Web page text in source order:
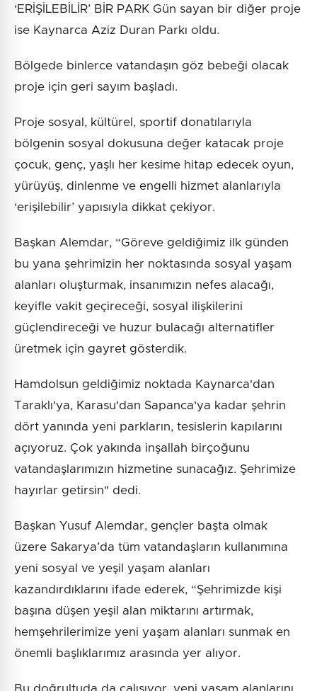
‘ERİŞİLEBİLİR’ BİR PARK Gün sayan bir diğer proje
ise Kaynarca Aziz Duran Parkı oldu.
Bölgede binlerce vatandaşın göz bebeği olacak
proje için geri sayım başladı.
Proje sosyal, kültürel, sportif donatılarıyla
bölgenin sosyal dokusuna değer katacak proje
çocuk, genç, yaşlı her kesime hitap edecek oyun,
yürüyüş, dinlenme ve engelli hizmet alanlarıyla
‘erişilebilir’ yapısıyla dikkat çekiyor.
Başkan Alemdar, “Göreve geldiğimiz ilk günden
bu yana şehrimizin her noktasında sosyal yaşam
alanları oluşturmak, insanımızın nefes alacağı,
keyifle vakit geçireceği, sosyal ilişkilerini
güçlendireceği ve huzur bulacağı alternatifler
üretmek için gayret gösterdik.
Hamdolsun geldiğimiz noktada Kaynarca'dan
Taraklı'ya, Karasu'dan Sapanca'ya kadar şehrin
dört yanında yeni parkların, tesislerin kapılarını
açıyoruz. Çok yakında inşallah birçoğunu
vatandaşlarımızın hizmetine sunacağız. Şehrimize
hayırlar getirsin" dedi.
Başkan Yusuf Alemdar, gençler başta olmak
üzere Sakarya’da tüm vatandaşların kullanımına
yeni sosyal ve yeşil yaşam alanları
kazandırdıklarını ifade ederek, “Şehrimizde kişi
başına düşen yeşil alan miktarını artırmak,
hemşehrilerimize yeni yaşam alanları sunmak en
önemli başlıklarımız arasında yer alıyor.